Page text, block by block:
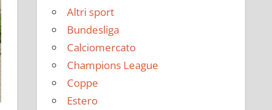
Altri sport
Bundesliga
Calciomercato
Champions League
Coppe
Estero